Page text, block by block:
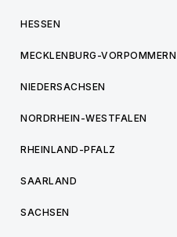
HESSEN
MECKLENBURG-VORPOMMERN
NIEDERSACHSEN
NORDRHEIN-WESTFALEN
RHEINLAND-PFALZ
SAARLAND
SACHSEN